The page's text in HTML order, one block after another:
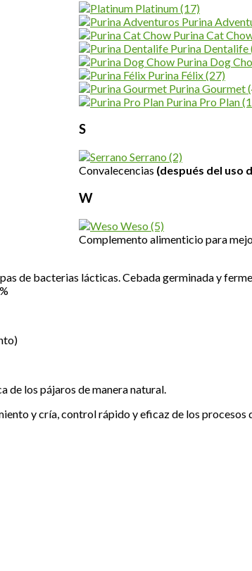
Platinum(17)
Purina
Purina Cat
Purina Dentalife
Purina Dog
Purina Félix(27)
Purina Gourmet
Purina Pro Plan
S
Serrano (2)
W
Weso (5)
Convalecencias (después del uso
Complemento alimenticio para
de bacterias lácticas. Cebada germinada y
los pájaros de manera natural.
y cría, control rápido y eficaz de los procesos